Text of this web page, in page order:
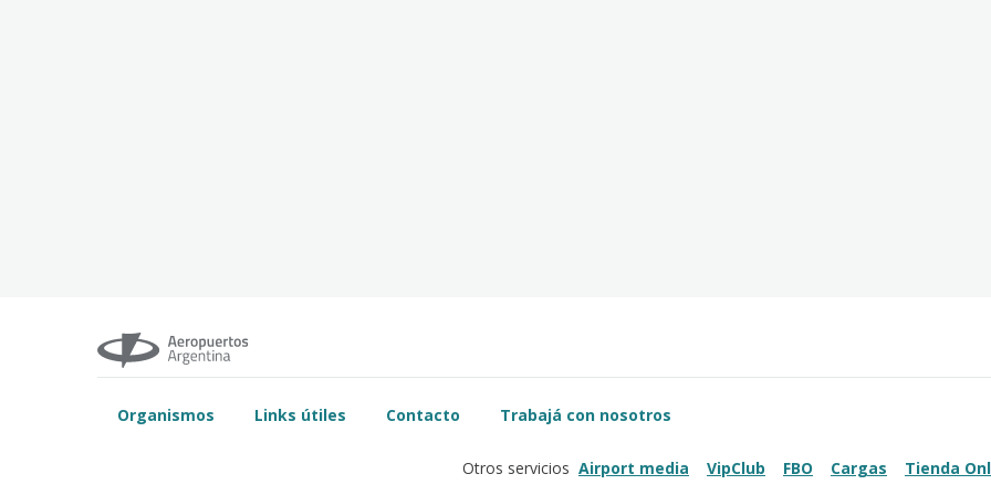
Organismos Links útiles Contacto Trabajá con nosotros
Otros servicios Airport media VipClub FBO Cargas Tienda